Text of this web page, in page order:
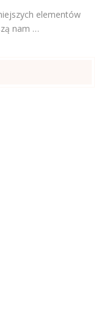
elementów
nam …